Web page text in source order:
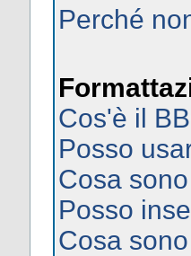
Perché
Cos'è il
Posso
Cosa
Posso
Cosa